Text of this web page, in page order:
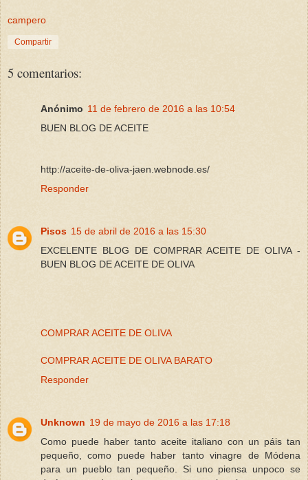
campero
Compartir
5 comentarios:
Anónimo 11 de febrero de 2016 a las 10:54
BUEN BLOG DE ACEITE
http://aceite-de-oliva-jaen.webnode.es/
Responder
Pisos 15 de abril de 2016 a las 15:30
EXCELENTE BLOG DE COMPRAR ACEITE DE OLIVA -
BUEN BLOG DE ACEITE DE OLIVA
COMPRAR ACEITE DE OLIVA
COMPRAR ACEITE DE OLIVA BARATO
Responder
Unknown 19 de mayo de 2016 a las 17:18
Como puede haber tanto aceite italiano con un páis tan
pequeño, como puede haber tanto vinagre de Módena
para un pueblo tan pequeño. Si uno piensa unpoco se